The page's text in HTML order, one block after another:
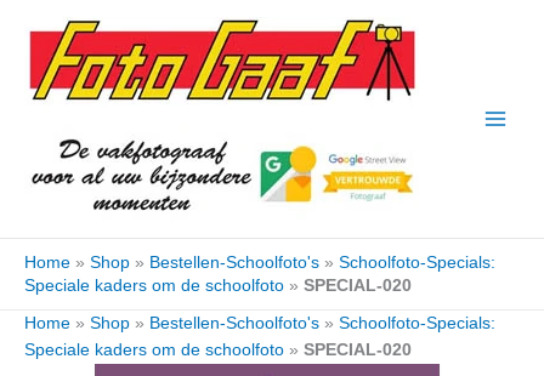
naar
inhoud
Home » Shop » Bestellen-Schoolfoto's » Schoolfoto-Specials:
Speciale kaders om de schoolfoto » SPECIAL-020
Home » Shop » Bestellen-Schoolfoto's » Schoolfoto-Specials:
Speciale kaders om de schoolfoto » SPECIAL-020